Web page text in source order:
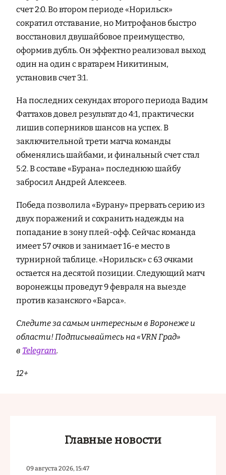
счет 2:0. Во втором периоде «Норильск»
сократил отставание, но Митрофанов быстро
восстановил двушайбовое преимущество,
оформив дубль. Он эффектно реализовал выход
один на один с вратарем Никитиным,
установив счет 3:1.
На последних секундах второго периода Вадим
Фаттахов довел результат до 4:1, практически
лишив соперников шансов на успех. В
заключительной трети матча команды
обменялись шайбами, и финальный счет стал
5:2. В составе «Бурана» последнюю шайбу
забросил Андрей Алексеев.
Победа позволила «Бурану» прервать серию из
двух поражений и сохранить надежды на
попадание в зону плей-офф. Сейчас команда
имеет 57 очков и занимает 16-е место в
турнирной таблице. «Норильск» с 63 очками
остается на десятой позиции. Следующий матч
воронежцы проведут 9 февраля на выезде
против казанского «Барса».
Следите за самым интересным в Воронеже и
области! Подписывайтесь на «VRN Град»
в Telegram.
12+
Главные новости
09 августа 2026, 15:47